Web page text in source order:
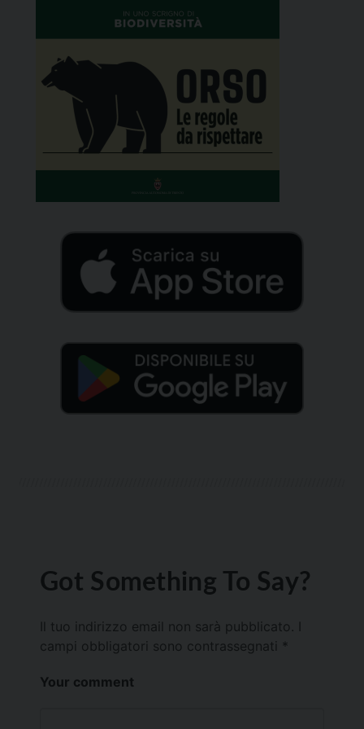
Got Something To Say?
Il tuo indirizzo email non sarà pubblicato.
campi obbligatori sono contrassegnati *
Your comment